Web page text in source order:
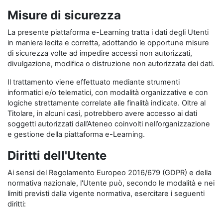
Misure di sicurezza
La presente piattaforma e-Learning tratta i dati degli Utenti
in maniera lecita e corretta, adottando le opportune misure
di sicurezza volte ad impedire accessi non autorizzati,
divulgazione, modifica o distruzione non autorizzata dei dati.
Il trattamento viene effettuato mediante strumenti
informatici e/o telematici, con modalità organizzative e con
logiche strettamente correlate alle finalità indicate. Oltre al
Titolare, in alcuni casi, potrebbero avere accesso ai dati
soggetti autorizzati dall’Ateneo coinvolti nell’organizzazione
e gestione della piattaforma e-Learning.
Diritti dell'Utente
Ai sensi del Regolamento Europeo 2016/679 (GDPR) e della
normativa nazionale, l'Utente può, secondo le modalità e nei
limiti previsti dalla vigente normativa, esercitare i seguenti
diritti: